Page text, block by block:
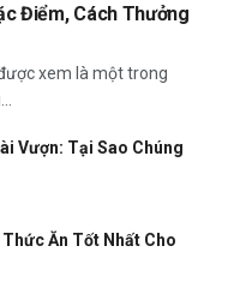
Điểm, Cách Thưởng
xem là một trong
Vượn: Tại Sao Chúng
Ăn Tốt Nhất Cho